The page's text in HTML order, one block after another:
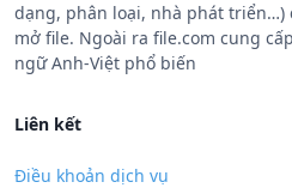
dạng, phân loại, nhà phát triển…)
mở file. Ngoài ra file.com cung
ngữ Anh-Việt phổ biến
Liên kết
Điều khoản dịch vụ